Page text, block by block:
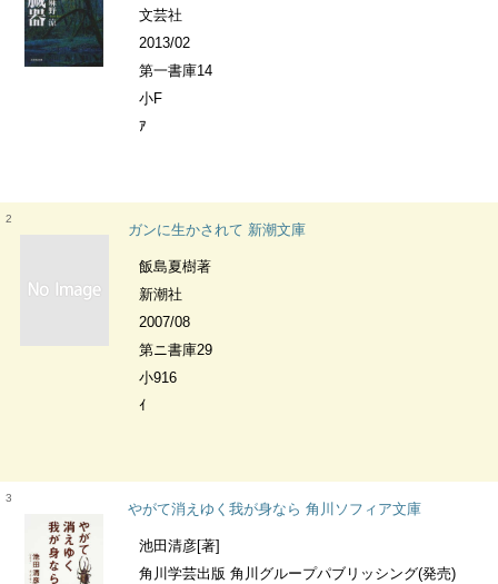
文芸社
2013/02
第一書庫14
小F
ｱ
2
ガンに生かされて 新潮文庫
飯島夏樹著
新潮社
2007/08
第ニ書庫29
小916
ｲ
3
やがて消えゆく我が身なら 角川ソフィア文庫
池田清彦[著]
角川学芸出版 角川グループパブリッシング(発売)